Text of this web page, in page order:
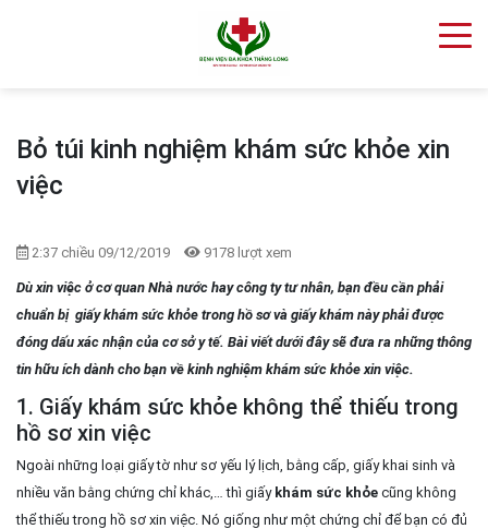
Bỏ túi kinh nghiệm khám sức khỏe xin
việc
2:37 chiều 09/12/2019 9178 lượt xem
Dù xin việc ở cơ quan Nhà nước hay công ty tư nhân, bạn đều cần phải
chuẩn bị giấy khám sức khỏe trong hồ sơ và giấy khám này phải được
đóng dấu xác nhận của cơ sở y tế. Bài viết dưới đây sẽ đưa ra những thông
tin hữu ích dành cho bạn về kinh nghiệm khám sức khỏe xin việc.
1. Giấy khám sức khỏe không thể thiếu trong
hồ sơ xin việc
Ngoài những loại giấy tờ như sơ yếu lý lịch, bằng cấp, giấy khai sinh và
nhiều văn bằng chứng chỉ khác,… thì giấy khám sức khỏe cũng không
thể thiếu trong hồ sơ xin việc. Nó giống như một chứng chỉ để bạn có đủ